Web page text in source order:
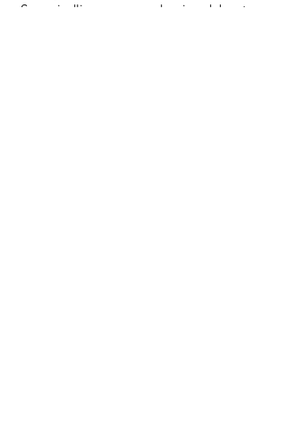
Sprawiedliwe wynagrodzenie adekwatne